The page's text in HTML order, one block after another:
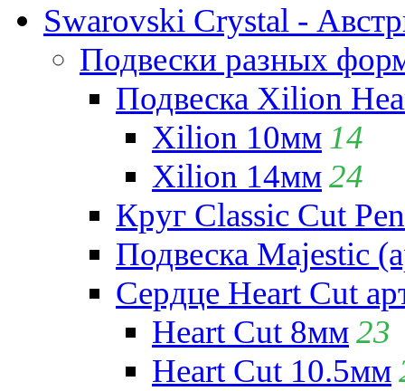
Swarovski Crystal -
Подвески разных
Подвеска Xilion
Xilion 10мм 14
Xilion 14мм24
Круг Classic Cut
Подвеска Majestic
Сердце Heart Cut
Heart Cut 8мм23
Heart Cut 10.5мм